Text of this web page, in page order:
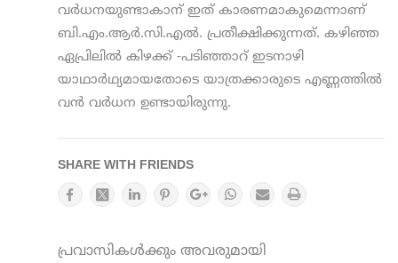
വര്‍ധനയുണ്ടാകാന് ഇത് കാരണമാകുമെന്നാണ്
ബി.എം.ആര്‍.സി.എല്‍. പ്രതീക്ഷിക്കുന്നത്. കഴിഞ്ഞ
ഏപ്രിലില്‍ കിഴക്ക് -പടിഞ്ഞാറ് ഇടനാഴി
യാഥാര്‍ഥ്യമായതോടെ യാത്രക്കാരുടെ എണ്ണത്തിൽ
വൻ വർധന ഉണ്ടായിരുന്നു.
SHARE WITH FRIENDS
പ്രവാസികൾക്കും അവരുമായി